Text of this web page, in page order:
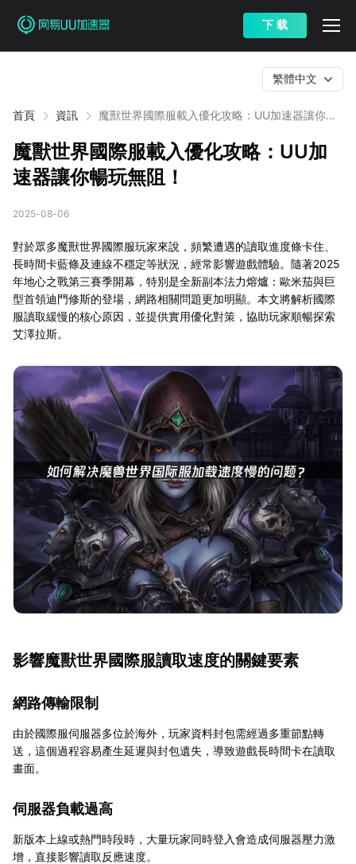
下 载
首頁 資訊
魔獸世界國際服載入優化攻略：UU加速器讓你暢
繁體中文
魔獸世界國際服載入優化攻略：UU加
速器讓你暢玩無阻！
2025-08-06
對於眾多魔獸世界國際服玩家來說，頻繁遭遇的讀取進度條卡住、
長時間卡藍條及連線不穩定等狀況，經常影響遊戲體驗。隨著2025
年地心之戰第三賽季開幕，特別是全新副本法力熔爐：歐米茄與巨
型首領迪門修斯的登場，網路相關問題更加明顯。本文將解析國際
服讀取緩慢的核心原因，並提供實用優化對策，協助玩家順暢探索
艾澤拉斯。
影響魔獸世界國際服讀取速度的關鍵要素
網路傳輸限制
由於國際服伺服器多位於海外，玩家資料封包需經過多重節點轉
送，這個過程容易產生延遲與封包遺失，導致遊戲長時間卡在讀取
畫面。
伺服器負載過高
新版本上線或熱門時段時，大量玩家同時登入會造成伺服器壓力激
增，直接影響讀取反應速度。